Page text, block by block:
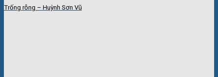
Trống rỗng – Huỳnh Sơn Vũ